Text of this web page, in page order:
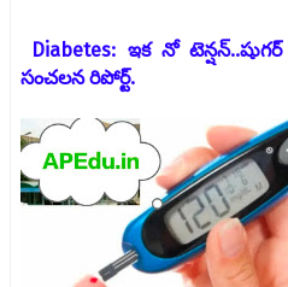
Diabetes: ఇక నో
సంచలన రిపోర్ట్.